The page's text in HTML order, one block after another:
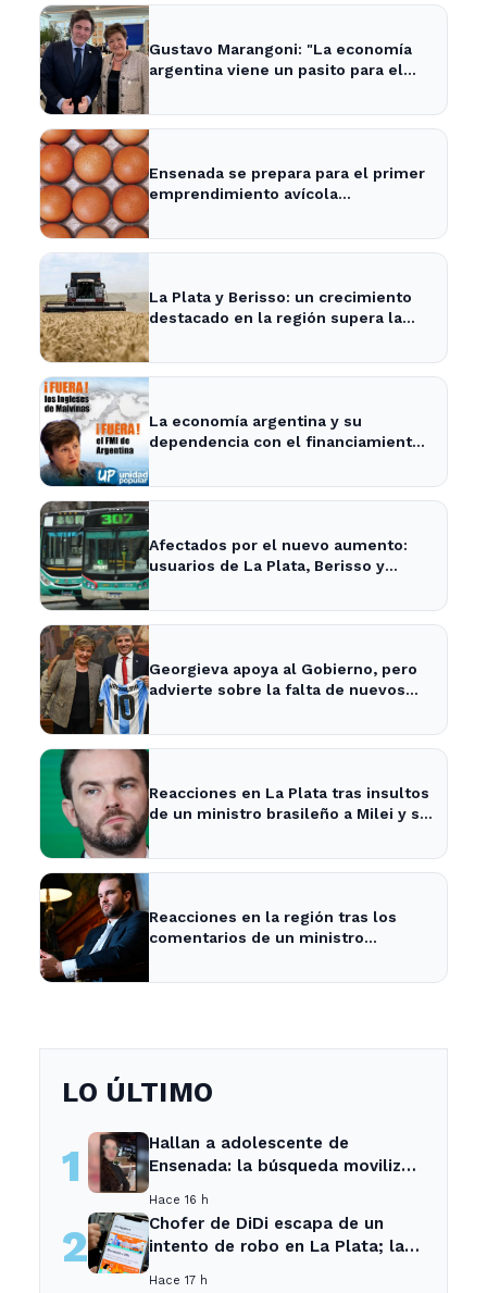
Gustavo Marangoni: "La economía
argentina viene un pasito para el
Ensenada se prepara para el primer
emprendimiento avícola
La Plata y Berisso: un crecimiento
destacado en la región supera la
La economía argentina y su
dependencia con el financiamiento
Afectados por el nuevo aumento:
usuarios de La Plata, Berisso y
Georgieva apoya al Gobierno, pero
advierte sobre la falta de nuevos
Reacciones en La Plata tras insultos
de un ministro brasileño a Milei y su
Reacciones en la región tras los
comentarios de un ministro
LO ÚLTIMO
1
Hallan a adolescente de
Ensenada: la búsqueda movilizó
Hace 16 h
2
Chofer de DiDi escapa de un
intento de robo en La Plata; la
Hace 17 h